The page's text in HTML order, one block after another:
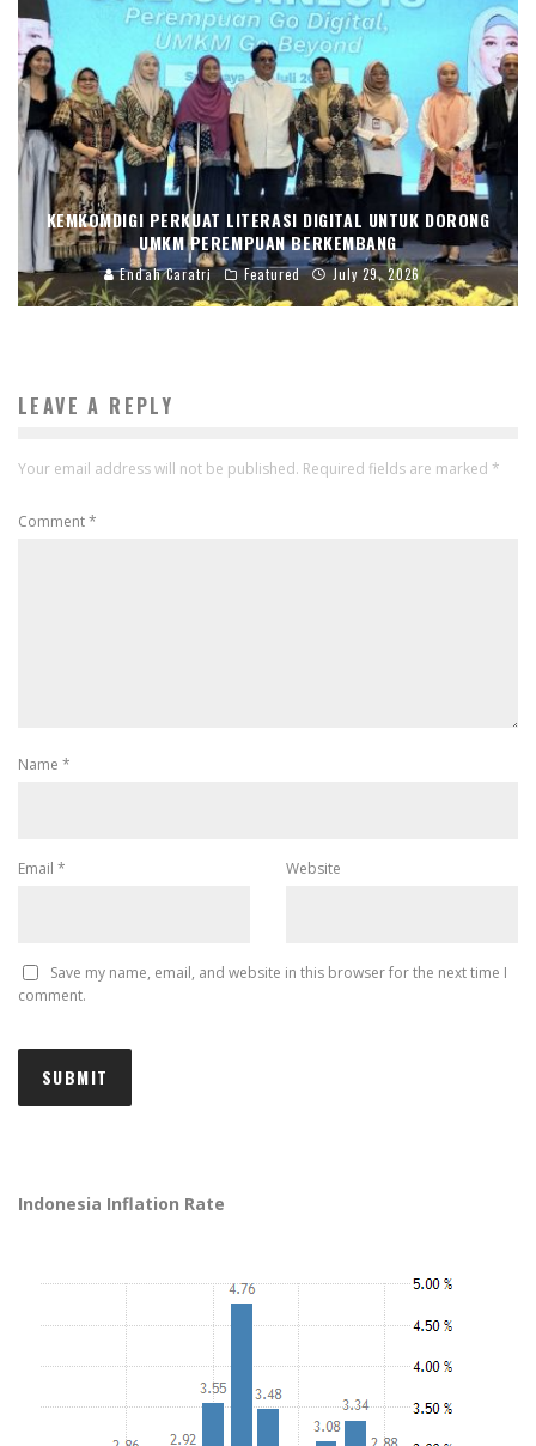
KEMKOMDIGI PERKUAT LITERASI DIGITAL UNTUK DORONG
UMKM PEREMPUAN BERKEMBANG
Endah Caratri Featured July 29, 2026
LEAVE A REPLY
Your email address will not be published. Required fields are marked *
Comment*
Name *
Email * Website
Save my name, email, and website in this browser for the next time I
comment.
Indonesia Inflation Rate